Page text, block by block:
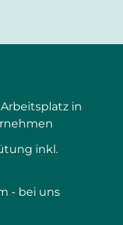
in
inkl.
- bei uns